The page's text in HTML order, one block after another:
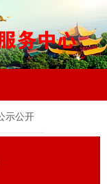
示公开